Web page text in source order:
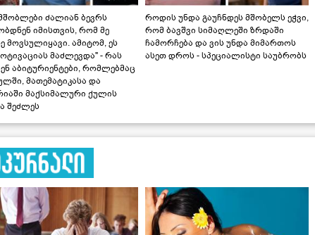
ძალიან ბევრს
იმისთვის, რომ მე
მოვსულიყავი. ამიტომ, ეს
მაძლევდა" - რას
აბიტურიენტები, რომლებმაც
მათემატიკასა და
მაქსიმალური ქულის
შეძლეს
როდის უნდა გაუჩნდეს მშობელს ეჭვი,
რომ ბავშვი სიმაღლეში ზრდაში
ჩამორჩება და ვის უნდა მიმართოს
ასეთ დროს - სპეციალისტი საუბრობს